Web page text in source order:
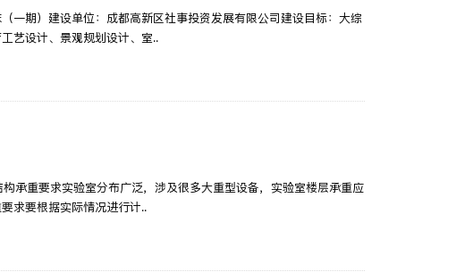
一期）建设单位：成都高新区社事投资发展有限公司建设目标：大综
艺设计、景观规划设计、室..
承重要求实验室分布广泛，涉及很多大重型设备，实验室楼层承重应
求要根据实际情况进行计..